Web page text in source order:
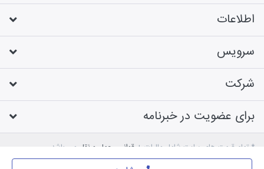
اطلاعات
سرویس
شرکت
برای عضویت در خبرنامه
* تمام قیمت های سایت شامل مالیات + قوانین حمل و نقل می باشد
طراحی فروشگاه اینترنتی